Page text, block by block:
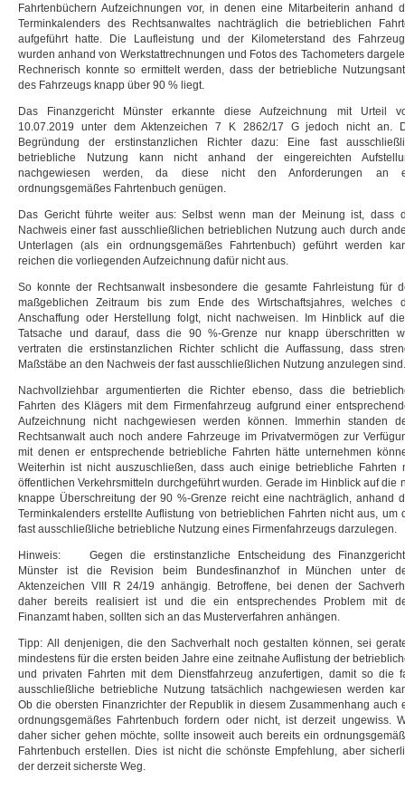
Fahrtenbüchern Aufzeichnungen vor, in denen eine Mitarbeiterin anhand
Terminkalenders des Rechtsanwaltes nachträglich die betrieblichen
aufgeführt hatte. Die Laufleistung und der Kilometerstand des
wurden anhand von Werkstattrechnungen und Fotos des Tachometers
Rechnerisch konnte so ermittelt werden, dass der betriebliche
des Fahrzeugs knapp über 90 % liegt.
Das Finanzgericht Münster erkannte diese Aufzeichnung mit Urteil
10.07.2019 unter dem Aktenzeichen 7 K 2862/17 G jedoch nicht an.
Begründung der erstinstanzlichen Richter dazu: Eine fast
betriebliche Nutzung kann nicht anhand der eingereichten
nachgewiesen werden, da diese nicht den Anforderungen an
ordnungsgemäßes Fahrtenbuch genügen.
Das Gericht führte weiter aus: Selbst wenn man der Meinung ist, dass
Nachweis einer fast ausschließlichen betrieblichen Nutzung auch durch
Unterlagen (als ein ordnungsgemäßes Fahrtenbuch) geführt werden
reichen die vorliegenden Aufzeichnung dafür nicht aus.
So konnte der Rechtsanwalt insbesondere die gesamte Fahrleistung für
maßgeblichen Zeitraum bis zum Ende des Wirtschaftsjahres, welches
Anschaffung oder Herstellung folgt, nicht nachweisen. Im Hinblick auf
Tatsache und darauf, dass die 90 %-Grenze nur knapp überschritten
vertraten die erstinstanzlichen Richter schlicht die Auffassung, dass
Maßstäbe an den Nachweis der fast ausschließlichen Nutzung anzulegen sind.
Nachvollziehbar argumentierten die Richter ebenso, dass die
Fahrten des Klägers mit dem Firmenfahrzeug aufgrund einer
Aufzeichnung nicht nachgewiesen werden können. Immerhin standen
Rechtsanwalt auch noch andere Fahrzeuge im Privatvermögen zur
mit denen er entsprechende betriebliche Fahrten hätte unternehmen
Weiterhin ist nicht auszuschließen, dass auch einige betriebliche Fahrten
öffentlichen Verkehrsmitteln durchgeführt wurden. Gerade im Hinblick auf die
knappe Überschreitung der 90 %-Grenze reicht eine nachträglich, anhand
Terminkalenders erstellte Auflistung von betrieblichen Fahrten nicht aus, um
fast ausschließliche betriebliche Nutzung eines Firmenfahrzeugs darzulegen.
Hinweis:Gegen die erstinstanzliche Entscheidung des
Münster ist die Revision beim Bundesfinanzhof in München unter
Aktenzeichen VIII R 24/19 anhängig. Betroffene, bei denen der
daher bereits realisiert ist und die ein entsprechendes Problem mit
Finanzamt haben, sollten sich an das Musterverfahren anhängen.
Tipp: All denjenigen, die den Sachverhalt noch gestalten können, sei
mindestens für die ersten beiden Jahre eine zeitnahe Auflistung der
und privaten Fahrten mit dem Dienstfahrzeug anzufertigen, damit so die
ausschließliche betriebliche Nutzung tatsächlich nachgewiesen werden
Ob die obersten Finanzrichter der Republik in diesem Zusammenhang auch
ordnungsgemäßes Fahrtenbuch fordern oder nicht, ist derzeit ungewiss.
daher sicher gehen möchte, sollte insoweit auch bereits ein
Fahrtenbuch erstellen. Dies ist nicht die schönste Empfehlung, aber
der derzeit sicherste Weg.